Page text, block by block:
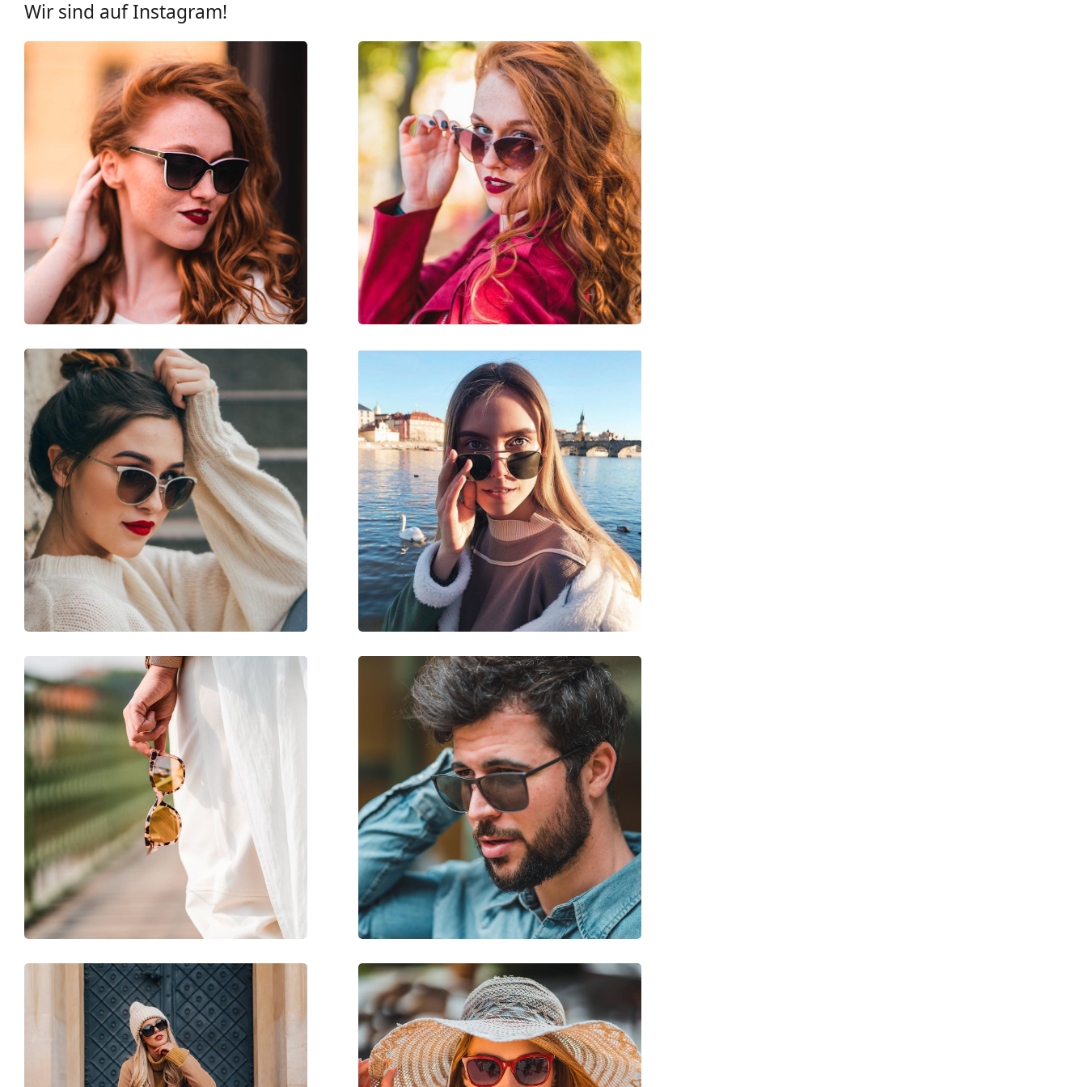
Brillenfassungen
Rahmenform:
Rechteckig
Farbe der Fassung:
grau
Sekundäre Rahmenfarbe:
rot
Material der Fassung:
Kunststoff
S
Brillenbreite:
129 mm
Bügellänge:
135 mm
Stegbreite:
16 mm
Gewicht:
225 g
Verstellbare Nasenpads:
Nein
Federscharnier:
Ja
Reinigungstuch:
Ja
Weiteres
Sex:
Damen
Kategorie:
Sonnenbrillen
Marke:
Carolina Herrera
Verwendung:
Mode
Code:
SHE844V 0721 56
Wir sind auf Instagram!